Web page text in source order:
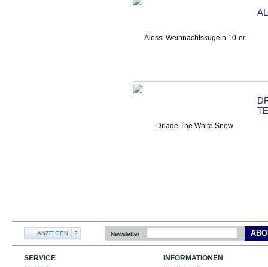
ANZEIGEN ? Newsletter
SERVICE
INFORMATIONEN